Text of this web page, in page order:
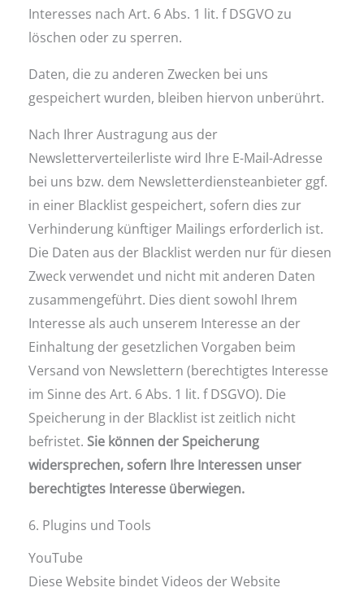
Interesses nach Art. 6 Abs. 1 lit. f DSGVO zu
löschen oder zu sperren.
Daten, die zu anderen Zwecken bei uns
gespeichert wurden, bleiben hiervon unberührt.
Nach Ihrer Austragung aus der
Newsletterverteilerliste wird Ihre E-Mail-Adresse
bei uns bzw. dem Newsletterdiensteanbieter ggf.
in einer Blacklist gespeichert, sofern dies zur
Verhinderung künftiger Mailings erforderlich ist.
Die Daten aus der Blacklist werden nur für diesen
Zweck verwendet und nicht mit anderen Daten
zusammengeführt. Dies dient sowohl Ihrem
Interesse als auch unserem Interesse an der
Einhaltung der gesetzlichen Vorgaben beim
Versand von Newslettern (berechtigtes Interesse
im Sinne des Art. 6 Abs. 1 lit. f DSGVO). Die
Speicherung in der Blacklist ist zeitlich nicht
befristet. Sie können der Speicherung
widersprechen, sofern Ihre Interessen unser
berechtigtes Interesse überwiegen.
6. Plugins und Tools
YouTube
Diese Website bindet Videos der Website